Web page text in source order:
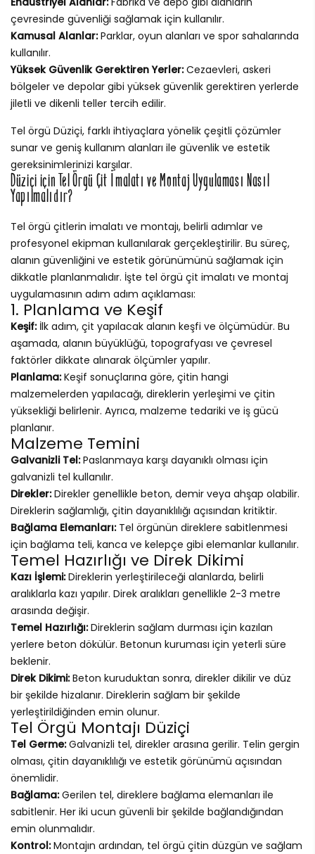
çevresinde güvenliği sağlamak için kullanılır.
Kamusal Alanlar:Parklar, oyun alanları ve spor sahalarında
kullanılır.
Yüksek Güvenlik Gerektiren Yerler:Cezaevleri, askeri
bölgeler ve depolar gibi yüksek güvenlik gerektiren yerlerde
jiletli ve dikenli teller tercih edilir.
Tel örgü Düziçi, farklı ihtiyaçlara yönelik çeşitli çözümler
sunar ve geniş kullanım alanları ile güvenlik ve estetik
gereksinimlerinizi karşılar.
Düziçi için Tel Örgü Çit İmalatı ve Montaj Uygulaması Nasıl
Yapılmalıdır?
Tel örgü çitlerin imalatı ve montajı, belirli adımlar ve
profesyonel ekipman kullanılarak gerçekleştirilir. Bu süreç,
alanın güvenliğini ve estetik görünümünü sağlamak için
dikkatle planlanmalıdır. İşte tel örgü çit imalatı ve montaj
uygulamasının adım adım açıklaması:
1. Planlama ve Keşif
Keşif:İlk adım, çit yapılacak alanın keşfi ve ölçümüdür. Bu
aşamada, alanın büyüklüğü, topografyası ve çevresel
faktörler dikkate alınarak ölçümler yapılır.
Planlama:Keşif sonuçlarına göre, çitin hangi
malzemelerden yapılacağı, direklerin yerleşimi ve çitin
yüksekliği belirlenir. Ayrıca, malzeme tedariki ve iş gücü
planlanır.
Malzeme Temini
Galvanizli Tel:Paslanmaya karşı dayanıklı olması için
galvanizli tel kullanılır.
Direkler:Direkler genellikle beton, demir veya ahşap olabilir.
Direklerin sağlamlığı, çitin dayanıklılığı açısından kritiktir.
Bağlama Elemanları:Tel örgünün direklere sabitlenmesi
için bağlama teli, kanca ve kelepçe gibi elemanlar kullanılır.
Temel Hazırlığı ve Direk Dikimi
Kazı İşlemi:Direklerin yerleştirileceği alanlarda, belirli
aralıklarla kazı yapılır. Direk aralıkları genellikle 2-3 metre
arasında değişir.
Temel Hazırlığı:Direklerin sağlam durması için kazılan
yerlere beton dökülür. Betonun kuruması için yeterli süre
beklenir.
Direk Dikimi:Beton kuruduktan sonra, direkler dikilir ve düz
bir şekilde hizalanır. Direklerin sağlam bir şekilde
yerleştirildiğinden emin olunur.
Tel Örgü Montajı Düziçi
Tel Germe:Galvanizli tel, direkler arasına gerilir. Telin gergin
olması, çitin dayanıklılığı ve estetik görünümü açısından
önemlidir.
Bağlama:Gerilen tel, direklere bağlama elemanları ile
sabitlenir. Her iki ucun güvenli bir şekilde bağlandığından
emin olunmalıdır.
Kontrol:Montajın ardından, tel örgü çitin düzgün ve sağlam